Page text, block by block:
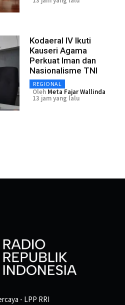
Kodaeral IV Ikuti
Kauseri Agama
Perkuat Iman dan
Nasionalisme TNI
REGIONAL
Oleh Meta Fajar Wallinda
13 jam yang lalu
- LPP RRI